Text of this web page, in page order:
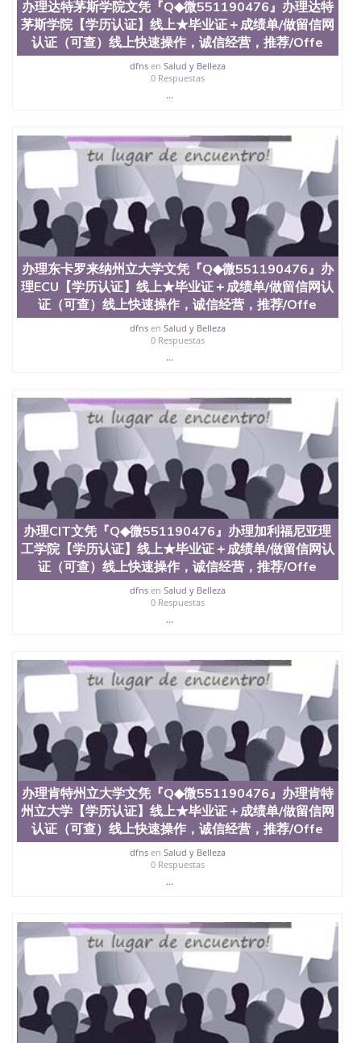
材料； 3、留服注册申请账号，付定金； 4、预约递
交时间，公司人员陪同客户本人一起去留服递交材
料； 5、等待结果，完成结果书留服直接邮寄给客户
6、客户确认收到结果，付余款。 我们对海外大学及
学院的毕业证成绩单所使用的材料，尺寸大小，防伪
对照。质量得到了广大海外客户群体的认可，同时和
海外学校留学中介， 同时能做到与时俱进，及时掌握
各大院校的（毕业证，成绩单，资格证，学生卡，结
业证，录取通知书，在读证明等相关材料）的版本更
新信息， 能够在时间掌握的海外学历文凭的样版，尺
寸大小，纸张材质，防伪技术等等，并在时间收集到
原版实物，以求达到客户的需求。 我们的优势： 我
们在保证合理定价的同时，坚持较高性价比，通过品
质和效率不断优化，为您倾情诠释什么是高性价比。
咨询顾问：Sam q/微信:551190476 Q/微
信:551190476办理毕业证成绩单、教育部认证,录取通
知书，雅思，留学回国证明.
公司专业制作、办理、仿制、成绩单文凭、改成绩、
教育部学历学位认证、毕业证、成绩单、文凭、学历
文凭、假文凭假毕业证假学历书制作、假制作、办
证认证、留服认证、使馆认证、使馆证明、使馆留学
回国人员证明、留学生认证、学历认证、文凭认证学
位认证、留学生学历认证、留学生学位认证、英国文
凭学历、美国文凭学历、澳洲文凭学历、加拿大文凭
学历、新西兰学历认证等q:551190476 微信：
551190476 圣何塞州立大学毕业证（San Jose State
University）圣何塞州立大学毕业证（San Jose State
University）圣何塞州立大学毕业证（San Jose State
University）圣何塞州立大学成绩单（San Jose State
University）圣何塞州立大学成绩单（ San Jose State
University）圣何塞州立大学成绩单（San Jose State
University）成绩单圣何塞州立大学文凭（San Jose
State University）圣何塞州立大学（San Jose State
University）圣何塞州立大学（San Jose State
University）圣何塞州立大学（ San Jose State
University）圣何塞州立大学（San Jose State
University）圣何塞州立大学文凭（San Jose State
University）文凭圣何塞州立大学文凭（San Jose
State University）圣何塞州立大学学历（ San Jose
State University）圣何塞州立大学学历（San Jose
State University）圣何塞州立大学学历（San Jose
State University）圣 塞州立大学学历（San Jose
State University）圣何塞州立大学（San Jose State
University）圣何塞州立大学（San Jose State
University）圣何塞州立大学（San Jose State
University）圣何塞州立大学（San Jose State
University）圣何塞州立大学学位证（San Jose State
University）圣何塞州立大学学位证（San Jose State
University）圣何塞州立大学学位证（San Jose State
University）圣何塞州立大学（San Jose State
University）圣何塞州立大学（San Jose State
University）圣何塞州立大学（San Jose State
University）圣何塞州立大学学位证（San Jose State
University）圣何塞州立大学结业证（San Jose State
University）圣何塞州立大学结业证（San Jose State
University）圣何塞州立大学结业证（San Jose State
University）圣何塞州立大学学位证（San Jose State
University）圣何塞州立大学学位证（San Jose State
University）圣何塞州立大学学历证书（San Jose
State University）圣何塞州立大学学历证书（San
办理达特茅斯学院文凭『Q◆微551190476』办理达特
茅斯学院【学历认证】线上★毕业证＋成绩单/做留信网
认证（可查）线上快速操作，诚信经营，推荐/Offe
dfnsen Salud y Belleza
0 Respuestas
...
办理东卡罗来纳州立大学文凭『Q◆微551190476』办
理ECU【学历认证】线上★毕业证＋成绩单/做留信网认
证（可查）线上快速操作，诚信经营，推荐/Offe
dfnsen Salud y Belleza
0 Respuestas
...
办理CIT文凭『Q◆微551190476』办理加利福尼亚理
工学院【学历认证】线上★毕业证＋成绩单/做留信网认
证（可查）线上快速操作，诚信经营，推荐/Offe
dfnsen Salud y Belleza
0 Respuestas
...
办理肯特州立大学文凭『Q◆微551190476』办理肯特
州立大学【学历认证】线上★毕业证＋成绩单/做留信网
认证（可查）线上快速操作，诚信经营，推荐/Offe
dfnsen Salud y Belleza
0 Respuestas
...